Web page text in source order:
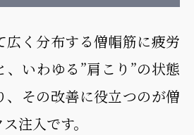
広く分布する僧帽筋に疲労
、いわゆる”肩こり”の状態
、その改善に役立つのが僧
注入です。